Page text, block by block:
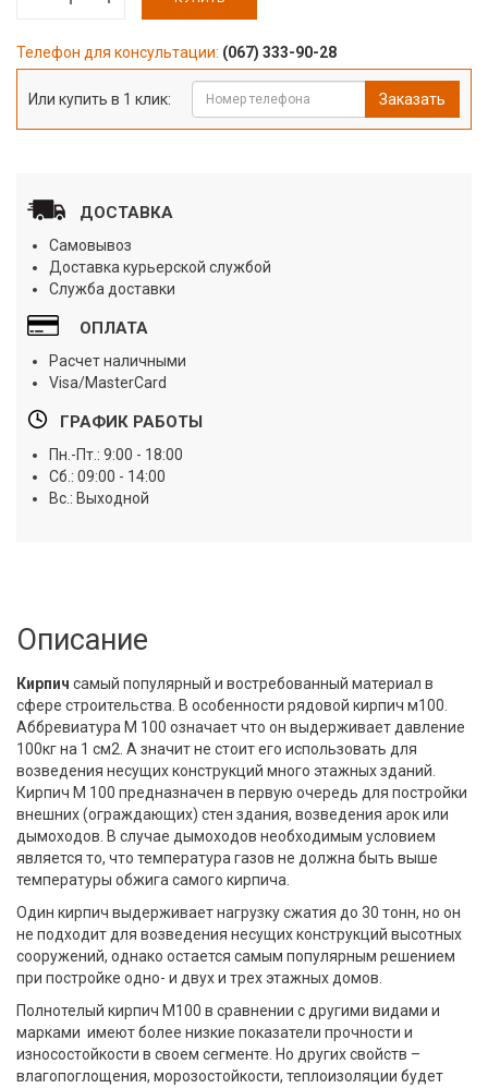
Телефон для консультации: (067) 333-90-28
Или купить в 1 клик: Заказать
ДОСТАВКА
Самовывоз
Доставка курьерской службой
Служба доставки
ОПЛАТА
Расчет наличными
Visa/MasterCard
ГРАФИК РАБОТЫ
Пн.-Пт.: 9:00 - 18:00
Сб.: 09:00 - 14:00
Вс.: Выходной
Описание
Кирпич самый популярный и востребованный материал в
сфере строительства. В особенности рядовой кирпич м100.
Аббревиатура М 100 означает что он выдерживает давление
100кг на 1 см2. А значит не стоит его использовать для
возведения несущих конструкций много этажных зданий.
Кирпич М 100 предназначен в первую очередь для постройки
внешних (ограждающих) стен здания, возведения арок или
дымоходов. В случае дымоходов необходимым условием
является то, что температура газов не должна быть выше
температуры обжига самого кирпича.
Один кирпич выдерживает нагрузку сжатия до 30 тонн, но он
не подходит для возведения несущих конструкций высотных
сооружений, однако остается самым популярным решением
при постройке одно- и двух и трех этажных домов.
Полнотелый кирпич М100 в сравнении с другими видами и
марками имеют более низкие показатели прочности и
износостойкости в своем сегменте. Но других свойств –
влагопоглощения, морозостойкости, теплоизоляции будет